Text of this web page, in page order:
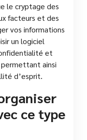
le cryptage des
facteurs et des
vos informations
un logiciel
et
ainsi
d’esprit.
ce type